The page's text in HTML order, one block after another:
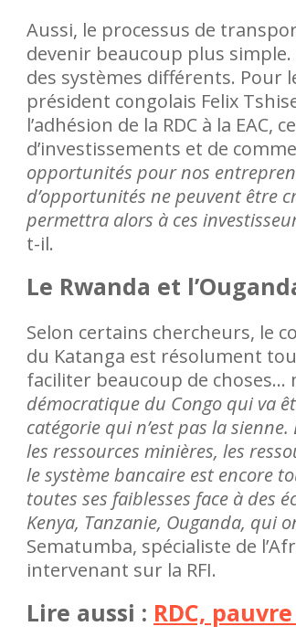
Aussi, le processus de
devenir beaucoup plus
des systèmes différents. Pour
président congolais Felix
l’adhésion de la RDC à la
d’investissements et de
opportunités pour nos
d’opportunités ne peuvent être
permettra alors à ces
t-il.
Le Rwanda et
Selon certains chercheurs, le
du Katanga est résolument
faciliter beaucoup de choses…
démocratique du Congo qui va
catégorie qui n’est pas la
les ressources minières, les
le système bancaire est encore
toutes ses faiblesses face à des
Kenya, Tanzanie, Ouganda, qui
Sematumba, spécialiste de
intervenant sur la RFI.
Lire aussi : RDC,